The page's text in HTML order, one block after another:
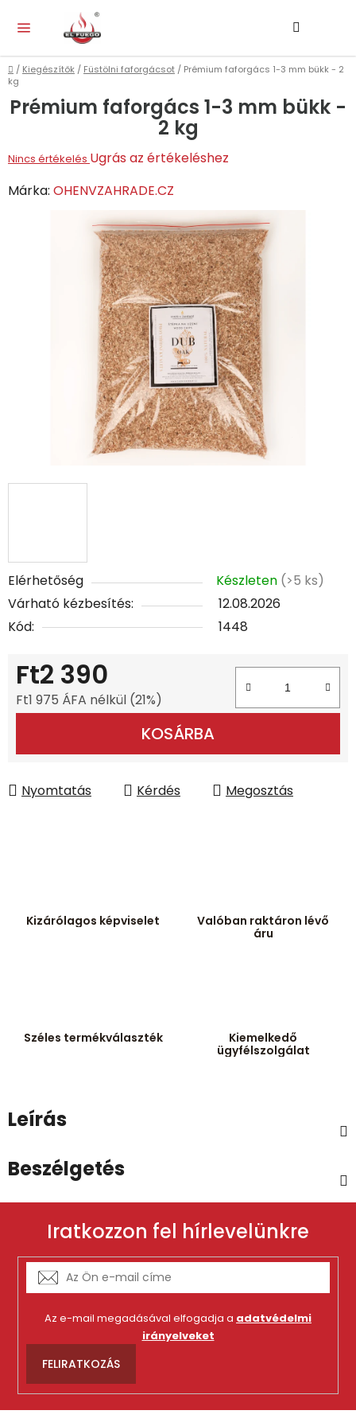
tartalomhoz
Kezdőlap
/ Kiegészítők / Füstölni faforgácsot / Prémium faforgács 1-3 mm bükk - 2
kg
Elérhetőség Készleten (>5 ks)
Várható kézbesítés:
12.08.2026
Kód:
1448
Ft2 390
Ft1 975 ÁFA nélkül (21%)
KOSÁRBA
Nyomtatás Kérdés Megosztás
Prémium faforgács 1-3 mm bükk -
2 kg
A
átlagos
Nincs értékelés Ugrás az értékeléshez
Márka: OHENVZAHRADE.CZ
Kizárólagos képviselet
Valóban raktáron lévő
áru
Széles termékválaszték
Kiemelkedő
ügyfélszolgálat
Leírás
Beszélgetés
Iratkozzon fel hírlevelünkre
Az e-mail megadásával elfogadja a adatvédelmi
irányelveket
FELIRATKOZÁS
L